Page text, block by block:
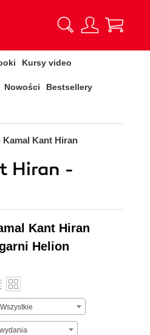
Kursy video
Nowości Bestsellery
Kamal Kant Hiran
Hiran -
Kant Hiran
Helion
Wszystkie